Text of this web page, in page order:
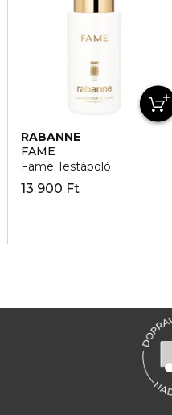
RABANNE
FAME
Fame Testápoló
13 900 Ft